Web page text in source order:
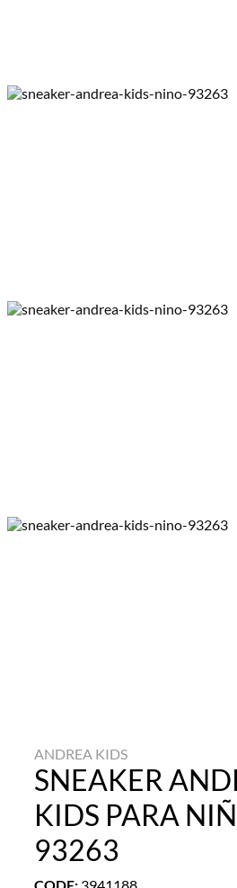
ANDREA KIDS
SNEAKER
KIDS PARA
93263